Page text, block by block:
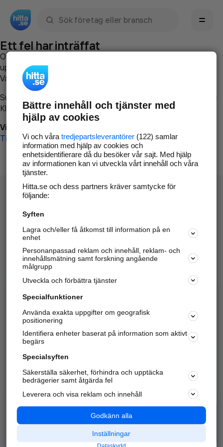
Ett fel har inträffat
Om du vill kan du
uppstod så att vi lättare och snabbare kan avhjälpa det.
Vänligen försök med följande:
Surfa till
Klicka påTillbaka-knappen i webbläsaren och försök igen
Vi beklagar besväret!
Till startsidan
Hitta.se - Gratis nummerupplysning.
Sök företag, personer och platser.
Hitta telefonnummer, adresser, företagsinfo mm.
Marknadsför företaget
Kom igång och annonsera mot
samarbetspartners nära dig.
Alla kategorier
Populära sökningar
API & Kartor
Annonsera
Integritet
Nödnummer
Bättre innehåll och tjänster med
hjälp av cookies
Vi och våra tredjepartsleverantörer(122) samlar
information med hjälp av cookies och
enhetsidentifierare då du besöker vår sajt. Med hjälp
av informationen kan vi utveckla vårt innehåll och våra
tjänster.
Hitta.se och dess partners kräver samtycke för
följande:
Syften
Lagra och/eller få åtkomst till information på en
enhet
Personanpassad reklam och innehåll, reklam- och
innehållsmätning samt forskning angående
målgrupp
Utveckla och förbättra tjänster
Specialfunktioner
Använda exakta uppgifter om geografisk
positionering
Identifiera enheter baserat på information som aktivt
begärs
Specialsyften
Säkerställa säkerhet, förhindra och upptäcka
bedrägerier samt åtgärda fel
Leverera och visa reklam och innehåll
Godkänn alla
Inställningar
Dataskydd